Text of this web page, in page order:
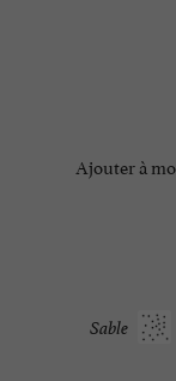
Ajouter à
Sable